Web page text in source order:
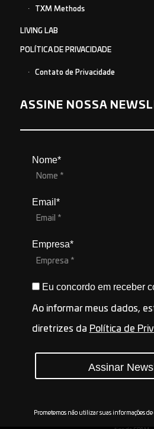
TXM Methods
LIVING LAB
POLÍTICA DE PRIVACIDADE
Contato de Privacidade
ASSINE NOSSA
Nome*
Email*
Empresa*
Eu concordo em receber
Ao informar meus dados,
diretrizes da Política de
Assinar
Prometemos não utilizar suas informações